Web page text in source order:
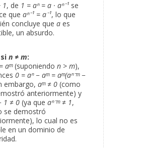
1, de 1 = aⁿ = a · aⁿ⁻¹ se
que aⁿ⁻¹ = a⁻¹, lo que
concluye que a es
un absurdo.
n ≠ m:
aᵐ(suponiendo n > m),
0 = aⁿ − aᵐ = aᵐ(aⁿ⁻ᵐ −
embargo, aᵐ ≠ 0 (como
anteriormente) y
1 ≠ 0 (ya que aⁿ⁻ᵐ ≠ 1,
se demostró
lo cual no es
en un dominio de